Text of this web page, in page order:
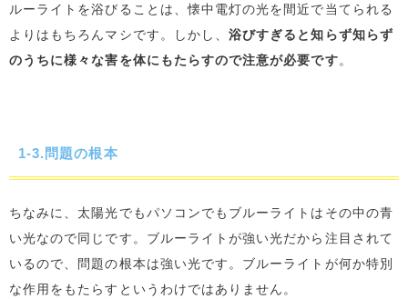
ルーライトを浴びることは、懐中電灯の光を間近で当てられる
よりはもちろんマシです。しかし、浴びすぎると知らず知らず
のうちに様々な害を体にもたらすので注意が必要です。
1-3.問題の根本
ちなみに、太陽光でもパソコンでもブルーライトはその中の青
い光なので同じです。ブルーライトが強い光だから注目されて
いるので、問題の根本は強い光です。ブルーライトが何か特別
な作用をもたらすというわけではありません。